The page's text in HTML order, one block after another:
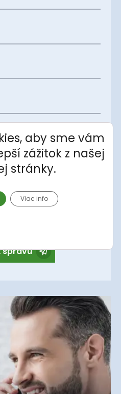
správu
aby sme vám
zážitok z našej
stránky.
Viac info